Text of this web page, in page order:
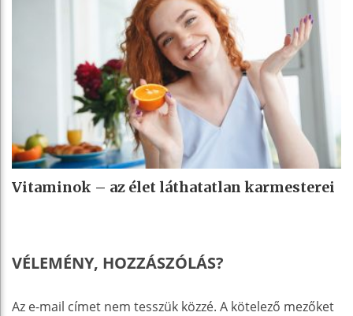
Vitaminok – az élet láthatatlan karmesterei
VÉLEMÉNY, HOZZÁSZÓLÁS?
Az e-mail címet nem tesszük közzé. A kötelező mezőket